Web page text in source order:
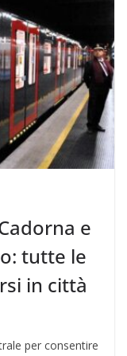
e
tutte le
in città
per consentire